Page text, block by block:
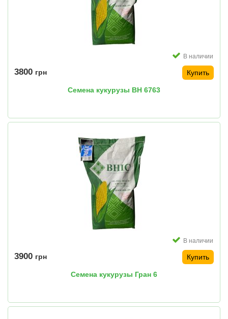
В наличии
3800 грн Купить
Семена кукурузы ВН 6763
В наличии
3900 грн Купить
Семена кукурузы Гран 6